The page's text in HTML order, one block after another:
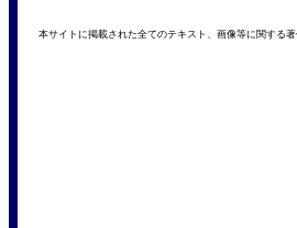
本サイトに掲載された全てのテキスト、画像等に関する